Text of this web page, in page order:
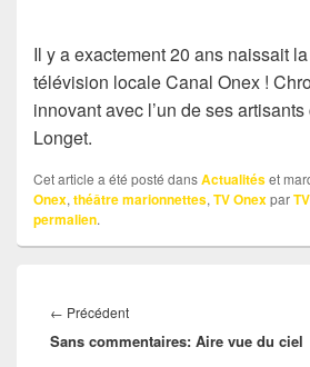
Il y a exactement 20 ans naissait
télévision locale Canal Onex !
innovant avec l’un de ses
Longet.
Cet article a été posté dansActualitéset
Onex, théâtre marionnettes, TV Onexpar
permalien.
de
← PrécédentArticle
précédent :
Sans commentaires: Aire vue du ciel